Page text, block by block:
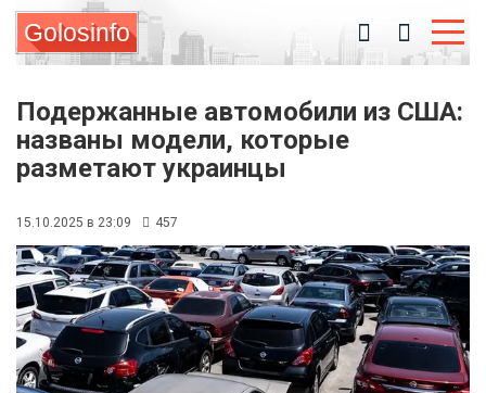
Golosinfo
Подержанные автомобили из США:
названы модели, которые
разметают украинцы
15.10.2025 в 23:09 457